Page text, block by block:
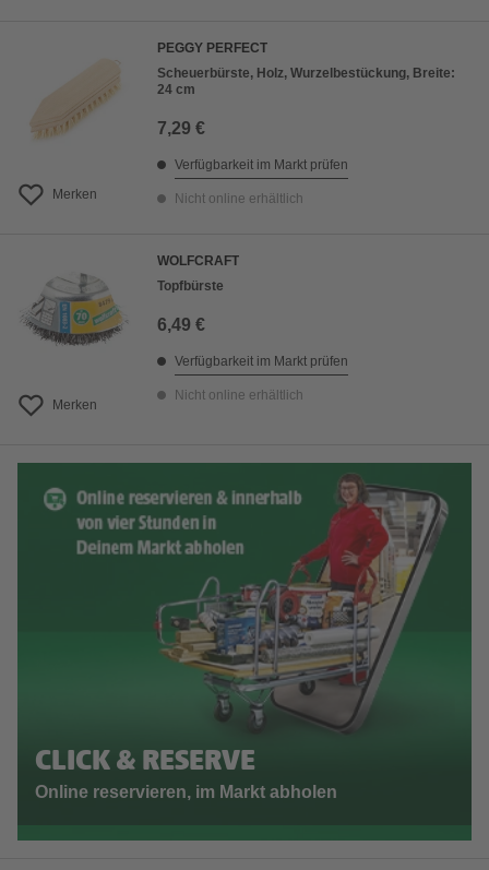
Merken
PEGGY PERFECT
Scheuerbürste, Holz, Wurzelbestückung, Breite:
24 cm
7,29 €
Verfügbarkeit im Markt prüfen
Nicht online erhältlich
Merken
WOLFCRAFT
Topfbürste
6,49 €
Verfügbarkeit im Markt prüfen
Nicht online erhältlich
CLICK & RESERVE
Online reservieren, im Markt abholen